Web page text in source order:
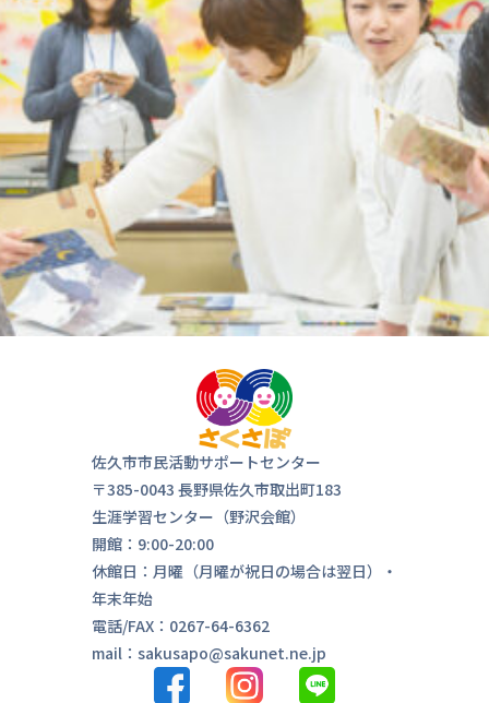
佐久市市民活動サポートセンター
〒385-0043 長野県佐久市取出町183
生涯学習センター（野沢会館）
開館：9:00-20:00
休館日：月曜（月曜が祝日の場合は翌日）・
年末年始
電話/FAX：0267-64-6362
mail：sakusapo@sakunet.ne.jp